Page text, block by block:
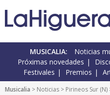
MUSICALIA: Noticias
Próximas novedades
Festivales
Premios
Musicalia > Noticias > Pirineos Sur (N)